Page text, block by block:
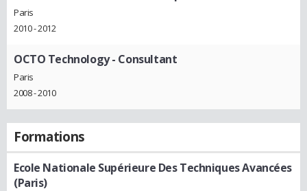
Paris
2010 - 2012
OCTO Technology- Consultant
Paris
2008 - 2010
Formations
Ecole Nationale Supérieure Des Techniques Avancées
(Paris)